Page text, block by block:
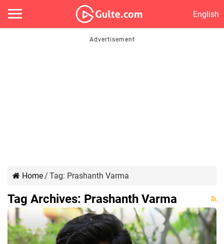
English
Home/ Tag: Prashanth Varma
Tag Archives: Prashanth Varma